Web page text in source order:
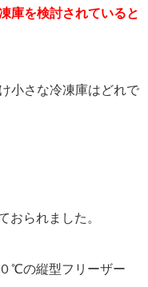
庫を検討されていると
小さな冷凍庫はどれで
おられました。
℃の縦型フリーザー